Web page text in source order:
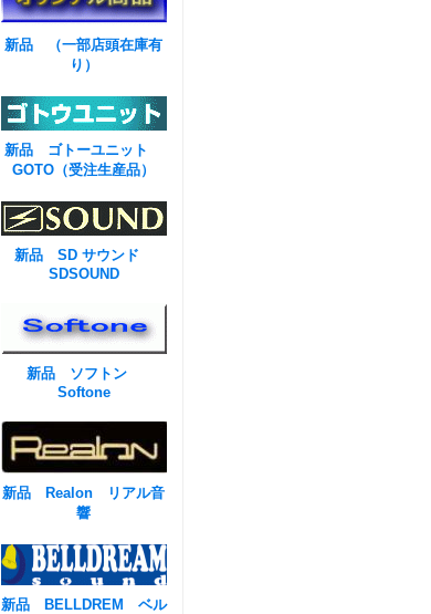
新品 （一部店頭在庫有
り）
新品 ゴトーユニット
GOTO（受注生産品）
新品 SD サウンド
SDSOUND
新品 ソフトン
Softone
新品 Realon リアル音
響
新品 BELLDREM ベル